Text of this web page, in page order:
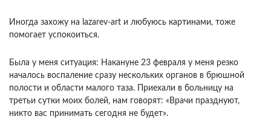
Иногда захожу на lazarev-art и любуюсь картинами, тоже
помогает успокоиться.
Была у меня ситуация: Накануне 23 февраля у меня резко
началось воспаление сразу нескольких органов в брюшной
полости и области малого таза. Приехали в больницу на
третьи сутки моих болей, нам говорят: «Врачи празднуют,
никто вас принимать сегодня не будет».